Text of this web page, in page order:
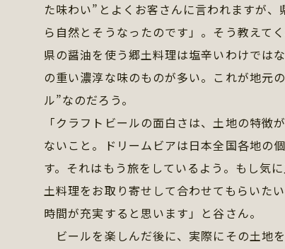
た味わい”とよくお客さんに言われますが
ら自然とそうなったのです」。そう教えて
県の醤油を使う郷土料理は塩辛いわけでは
の重い濃淳な味のものが多い。これが地元
ル”なのだろう。
「クラフトビールの面白さは、土地の特徴
ないこと。ドリームビアは日本全国各地の
す。それはもう旅をしているよう。もし気
土料理をお取り寄せして合わせてもらいた
時間が充実すると思います」と谷さん。
ビールを楽しんだ後に、実際にその土地